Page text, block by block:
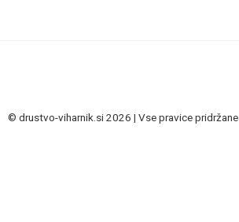
© drustvo-viharnik.si 2026 | Vse pravice pridržane